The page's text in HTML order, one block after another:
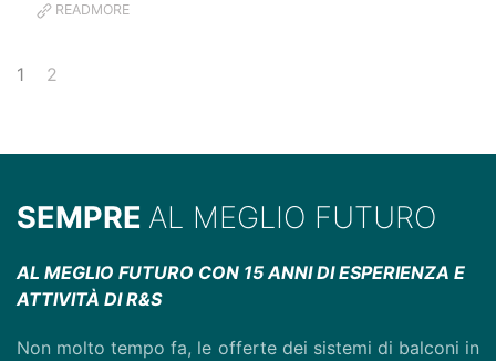
READMORE
1 2
SEMPRE AL MEGLIO FUTURO
AL MEGLIO FUTURO CON 15 ANNI DI ESPERIENZA E
ATTIVITÀ DI R&S
Non molto tempo fa, le offerte dei sistemi di balconi in